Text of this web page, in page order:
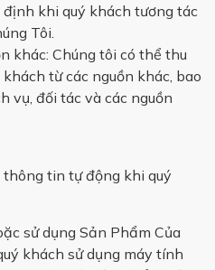
khi quý khách tương tác
Tôi.
khác: Chúng tôi có thể thu
từ các nguồn khác, bao
vụ, đối tác và các nguồn
tin tự động khi quý
sử dụng Sản Phẩm Của
khách sử dụng máy tính